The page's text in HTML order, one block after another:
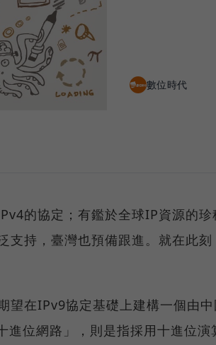
數位時代
的協定；有鑑於全球IP資源的珍
支持，臺灣也預備跟進。就在此刻
望在IPv9協定基礎上建構一個由
進位網路」，則是指採用十進位演